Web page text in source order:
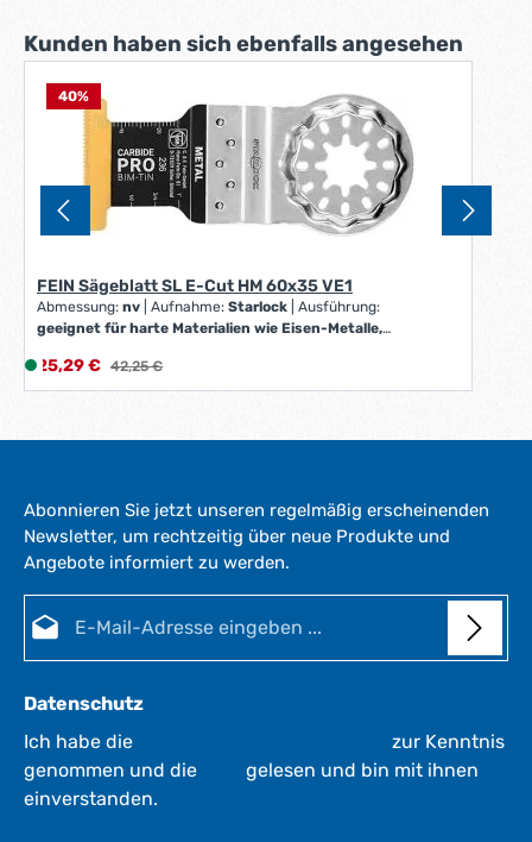
Produktgalerie überspringen
Kunden haben sich ebenfalls angesehen
40%
FEIN Sägeblatt SL E-Cut HM 60x35 VE1
Abmessung:nv Aufnahme:Starlock
Ausführung:
geeignet für harte Materialien wie Eisen-Metalle,
(Spax) und hochfeste Maschinenschrauben sowie
abrasive Materialien wie Ziegelstein, Mauerwerk oder
Verkaufspreis:
L
i
f
z
e
i
t
:
1
-
W
e
r
k
25,29 € Regulärer Preis:
42,25 €
Abonnieren Sie jetzt unseren regelmäßig erscheinenden
Newsletter, um rechtzeitig über neue Produkte und
Angebote informiert zu werden.
Datenschutz
Ich habe die
zur Kenntnis
genommen und die
gelesen und bin mit ihnen
einverstanden.